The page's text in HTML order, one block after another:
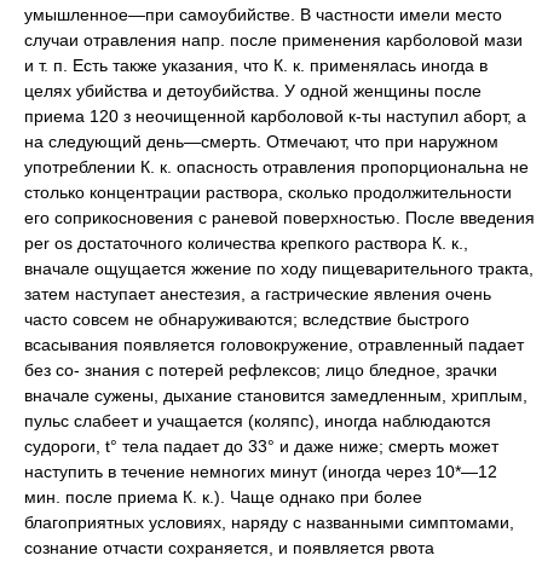
умышленное—при самоубийстве. В частности имели место
случаи отравления напр. после применения карболовой мази
и т. п. Есть также указания, что К. к. применялась иногда в
целях убийства и детоубийства. У одной женщины после
приема 120 з неочищенной карболовой к-ты наступил аборт, а
на следующий день—смерть. Отмечают, что при наружном
употреблении К. к. опасность отравления пропорциональна не
столько концентрации раствора, сколько продолжительности
его соприкосновения с раневой поверхностью. После введения
per os достаточного количества крепкого раствора К. к.,
вначале ощущается жжение по ходу пищеварительного тракта,
затем наступает анестезия, а гастрические явления очень
часто совсем не обнаруживаются; вследствие быстрого
всасывания появляется головокружение, отравленный падает
без со- знания с потерей рефлексов; лицо бледное, зрачки
вначале сужены, дыхание становится замедленным, хриплым,
пульс слабеет и учащается (коляпс), иногда наблюдаются
судороги, t° тела падает до 33° и даже ниже; смерть может
наступить в течение немногих минут (иногда через 10*—12
мин. после приема К. к.). Чаще однако при более
благоприятных условиях, наряду с названными симптомами,
сознание отчасти сохраняется, и появляется рвота